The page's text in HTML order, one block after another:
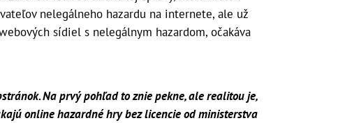
nelegálneho hazardu na internete, ale už
sídiel s nelegálnym hazardom, očakáva
Na prvý pohľad to znie pekne, ale realitou je,
online hazardné hry bez licencie od ministerstva